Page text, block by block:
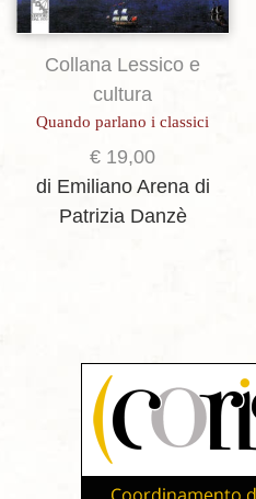
Collana Lessico e
cultura
Quando parlano i classici
€ 19,00
di Emiliano Arena di
Patrizia Danzè